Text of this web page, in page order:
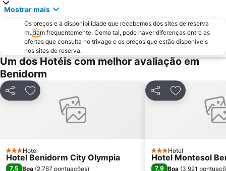
Cala Granadella
Estación de Autobuses de Alicante
Ermita de Sanz
Torrellano
Parc d'Elx
Campoamor
Casino Mediterráneo
Marina de Denia
Guardamar
Cala Mal Pas
Plaza de Toros de Alicante
Mercado
Puerto de Jávea
Estación de tren FGV
Terra Natura
Mostrar mais
Os preços e a disponibilidade que recebemos dos sites de reserva
mudam frequentemente. Como tal, pode haver diferenças entre as
ofertas que consulta no trivago e os preços que estão disponíveis
nos sites de reserva.
Um dos Hotéis com melhor avaliação em
Benidorm
PartilharAdicionar aos favoritos
3 Estrelas
Hotel
Hotel Benidorm City Olympia
7,5 Boa (2.767 pontuações)
PartilharAdicionar
3 Estrelas
Hotel
Hotel Montesol
7,9 Boa (3.921